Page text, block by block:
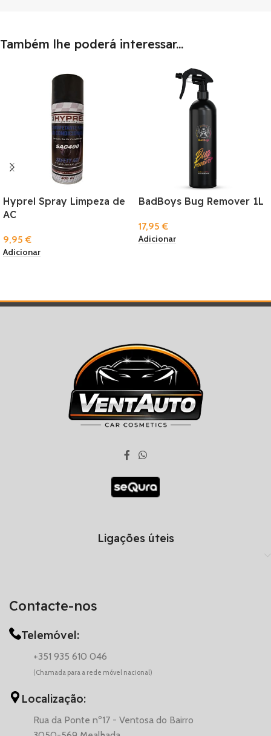
Também lhe poderá interessar...
Hyprel Spray Limpeza de
AC
9,95€
Adicionar
BadBoys Bug Remover 1L
17,95€
Adicionar
Contacte-nos
Telemóvel:
+351 935 610 046
(Chamada para a rede móvel nacional)
Localização:
Rua da Ponte nº17 - Ventosa do Bairro
Ligações úteis